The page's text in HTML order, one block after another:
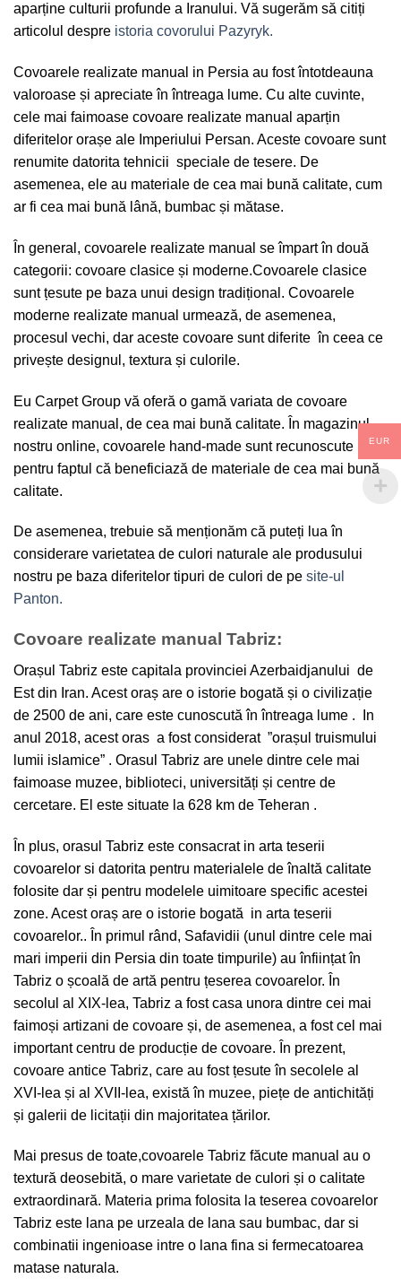
aparține culturii profunde a Iranului. Vă sugerăm să citiți
articolul despre istoria covorului Pazyryk.
Covoarele realizate manual in Persia au fost întotdeauna
valoroase și apreciate în întreaga lume. Cu alte cuvinte,
cele mai faimoase covoare realizate manual aparțin
diferitelor orașe ale Imperiului Persan. Aceste covoare sunt
renumite datorita tehnicii speciale de tesere. De
asemenea, ele au materiale de cea mai bună calitate, cum
ar fi cea mai bună lână, bumbac și mătase.
În general, covoarele realizate manual se împart în două
categorii: covoare clasice și moderne.Covoarele clasice
sunt țesute pe baza unui design tradițional. Covoarele
moderne realizate manual urmează, de asemenea,
procesul vechi, dar aceste covoare sunt diferite în ceea ce
privește designul, textura și culorile.
Eu Carpet Group vă oferă o gamă variata de covoare
realizate manual, de cea mai bună calitate. În magazinul
nostru online, covoarele hand-made sunt recunoscute
pentru faptul că beneficiază de materiale de cea mai bună
calitate.
De asemenea, trebuie să menționăm că puteți lua în
considerare varietatea de culori naturale ale produsului
nostru pe baza diferitelor tipuri de culori de pe site-ul
Panton.
Covoare realizate manual Tabriz:
Orașul Tabriz este capitala provinciei Azerbaidjanului de
Est din Iran. Acest oraș are o istorie bogată și o civilizație
de 2500 de ani, care este cunoscută în întreaga lume . In
anul 2018, acest oras a fost considerat ”orașul truismului
lumii islamice” . Orasul Tabriz are unele dintre cele mai
faimoase muzee, biblioteci, universități și centre de
cercetare. El este situate la 628 km de Teheran .
În plus, orasul Tabriz este consacrat in arta teserii
covoarelor si datorita pentru materialele de înaltă calitate
folosite dar și pentru modelele uimitoare specific acestei
zone. Acest oraș are o istorie bogată in arta teserii
covoarelor.. În primul rând, Safavidii (unul dintre cele mai
mari imperii din Persia din toate timpurile) au înființat în
Tabriz o școală de artă pentru țeserea covoarelor. În
secolul al XIX-lea, Tabriz a fost casa unora dintre cei mai
faimoși artizani de covoare și, de asemenea, a fost cel mai
important centru de producție de covoare. În prezent,
covoare antice Tabriz, care au fost țesute în secolele al
XVI-lea și al XVII-lea, există în muzee, piețe de antichități
și galerii de licitații din majoritatea țărilor.
Mai presus de toate,covoarele Tabriz făcute manual au o
textură deosebită, o mare varietate de culori și o calitate
extraordinară. Materia prima folosita la teserea covoarelor
Tabriz este lana pe urzeala de lana sau bumbac, dar si
combinatii ingenioase intre o lana fina si fermecatoarea
matase naturala.
EUR